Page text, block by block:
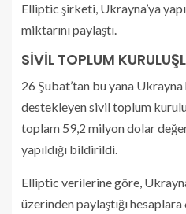
Elliptic şirketi, Ukrayna’ya
miktarını paylaştı.
SİVİL TOPLUM
26 Şubat’tan bu yana
destekleyen sivil toplum
toplam 59,2 milyon dolar
yapıldığı bildirildi.
Elliptic verilerine göre,
üzerinden paylaştığı